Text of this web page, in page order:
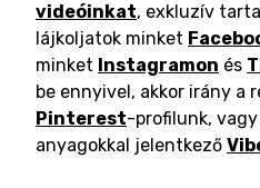
videóinkat, exkluzív
lájkoljatok minket
minket Instagramon és
be ennyivel, akkor irány a
Pinterest-profilunk,
anyagokkal jelentkező